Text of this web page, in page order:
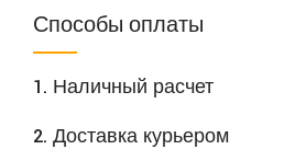
Способы оплаты
1. Наличный расчет
2. Доставка курьером